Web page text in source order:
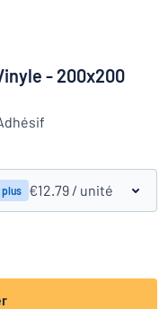
cherchez ?
- 200x200
plus €12.79 / unité